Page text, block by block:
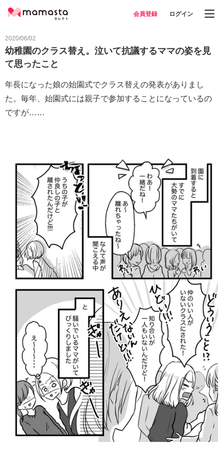
会員登録 ログイン
2020/06/02
幼稚園のクラス替え。泣いて抗議するママの姿を見
て思ったこと
年長になった娘の始園式でクラス替えの発表がありまし
た。毎年、始園式には親子で参加することになっているの
ですが……